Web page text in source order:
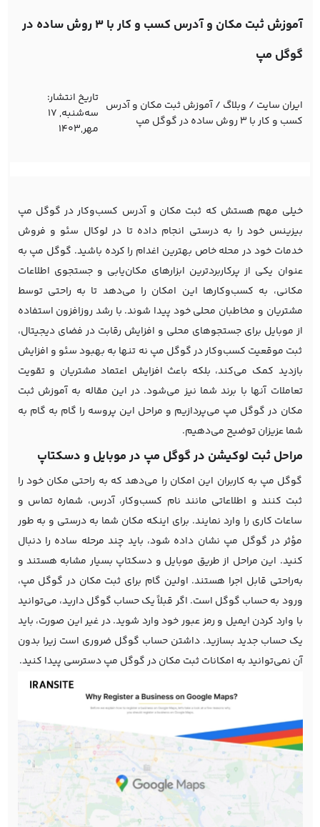
آموزش ثبت مکان و آدرس کسب و کار با 3 روش ساده در
گوگل مپ
ایران سایت / وبلاگ /آموزش ثبت مکان و آدرس
کسب و کار با 3 روش ساده در گوگل مپ
تاریخ انتشار:
ﺳﻪشنبه, 17
مهر,1403
خیلی مهم هستش که ثبت مکان و آدرس کسب‌وکار در گوگل مپ
بیزینس خود را به درستی انجام داده تا در لوکال سئو و فروش
خدمات خود در محله خاص بهترین اغدام را کرده باشید. گوگل مپ به
عنوان یکی از پرکاربردترین ابزارهای مکان‌یابی و جستجوی اطلاعات
مکانی، به کسب‌وکارها این امکان را می‌دهد تا به راحتی توسط
مشتریان و مخاطبان محلی خود پیدا شوند. با رشد روزافزون استفاده
از موبایل برای جستجوهای محلی و افزایش رقابت در فضای دیجیتال،
ثبت موقعیت کسب‌وکار در گوگل مپ نه تنها به بهبود سئو و افزایش
بازدید کمک می‌کند، بلکه باعث افزایش اعتماد مشتریان و تقویت
تعاملات آنها با برند شما نیز می‌شود. در این مقاله به آموزش ثبت
مکان در گوگل مپ می‌پردازیم و مراحل این پروسه را گام به گام به
شما عزیزان توضیح می‌دهیم.
مراحل ثبت لوکیشن در گوگل مپ در موبایل و دسکتاپ
گوگل مپ به کاربران این امکان را می‌دهد که به راحتی مکان خود را
ثبت کنند و اطلاعاتی مانند نام کسب‌وکار، آدرس، شماره تماس و
ساعات کاری را وارد نمایند. برای اینکه مکان شما به درستی و به طور
مؤثر در گوگل مپ نشان داده شود، باید چند مرحله ساده را دنبال
کنید. این مراحل از طریق موبایل و دسکتاپ بسیار مشابه هستند و
به‌راحتی قابل اجرا هستند. اولین گام برای ثبت مکان در گوگل مپ،
ورود به حساب گوگل است. اگر قبلاً یک حساب گوگل دارید، می‌توانید
با وارد کردن ایمیل و رمز عبور خود وارد شوید. در غیر این صورت، باید
یک حساب جدید بسازید. داشتن حساب گوگل ضروری است زیرا بدون
آن نمی‌توانید به امکانات ثبت مکان در گوگل مپ دسترسی پیدا کنید.